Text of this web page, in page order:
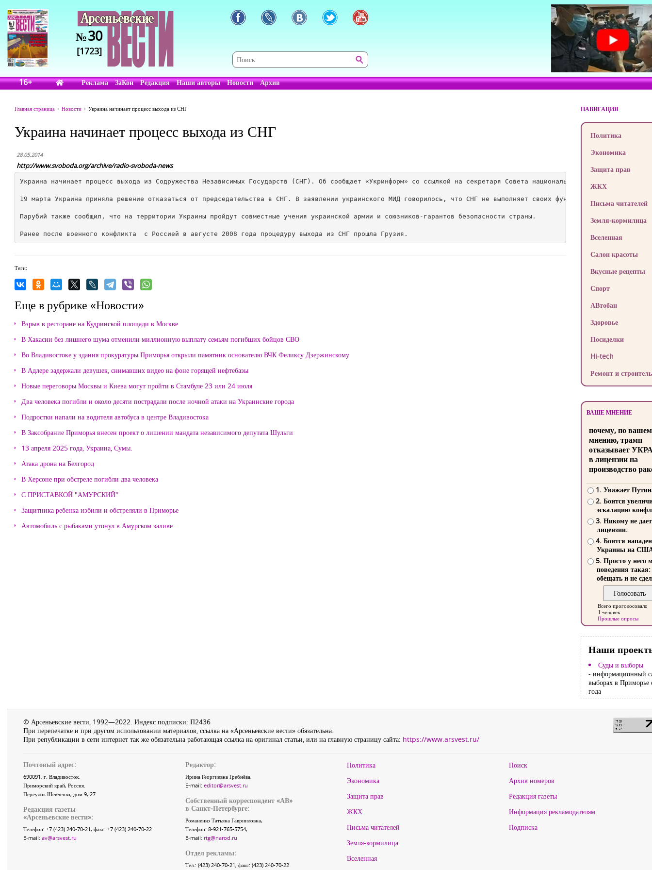
№30
[1723]
16+ Реклама ЗаКон Редакция Наши авторы Новости Архив
Главная страница Новости Украина начинает процесс выхода из СНГ
Украина начинает процесс выхода из СНГ
28.05.2014
http://www.svoboda.org/archive/radio-svoboda-news
Украина начинает процесс выхода из Содружества Независимых Государств (СНГ). Об сообщает «Укринформ» со ссылкой на секретаря Совета национальной безопасности и
19 марта Украина приняла решение отказаться от председательства в СНГ. В заявлении украинского МИД говорилось, что СНГ не выполняет своих функций по
Парубий также сообщил, что на территории Украины пройдут совместные учения украинской армии и союзников-гарантов безопасности страны.
Теги:
Еще в рубрике «Новости»
Взрыв в ресторане на Кудринской площади в Москве
В Хакасии без лишнего шума отменили миллионную выплату семьям погибших бойцов СВО
Во Владивостоке у здания прокуратуры Приморья открыли памятник основателю ВЧК Феликсу Дзержинскому
В Адлере задержали девушек, снимавших видео на фоне горящей нефтебазы
Новые переговоры Москвы и Киева могут пройти в Стамбуле 23 или 24 июля
Два человека погибли и около десяти пострадали после ночной атаки на Украинские города
Подростки напали на водителя автобуса в центре Владивостока
В Заксобрание Приморья внесен проект о лишении мандата независимого депутата Шульги
13 апреля 2025 года, Украина, Сумы.
Атака дрона на Белгород
В Херсоне при обстреле погибли два человека
С ПРИСТАВКОЙ "АМУРСКИЙ"
Защитника ребенка избили и обстреляли в Приморье
Автомобиль с рыбаками утонул в Амурском заливе
НАВИГАЦИЯ
Политика
Экономика
Защита прав
ЖКХ
Письма читателей
Земля-кормилица
Вселенная
Салон красоты
Вкусные рецепты
Спорт
АВтобан
Здоровье
Посиделки
Hi-tech
Ремонт и
ВАШЕ МНЕНИЕ
почему, по
мнению, трамп
отказывает
в лицензии на
производство
1. Уважает
2. Боится
эскалацию
3. Никому не
лицензии.
4. Боится
Украины на
5. Просто у него
поведения такая:
обещать и не
Всего проголосовало
1 человек
Прошлые опросы
Наши
Суды и выборы
- информационный
выборах в Приморье
года
© Арсеньевские вести, 1992—2022. Индекс подписки: П2436
При перепечатке и при другом использовании материалов, ссылка на «Арсеньевские вести» обязательна.
При републикации в сети интернет так же обязательна работающая ссылка на оригинал статьи, или на главную страницу сайта: https://www.arsvest.ru/
Почтовый адрес:
690091, г. Владивосток,
Приморский край, Россия.
Переулок Шевченко, дом 9, 27
Редакция газеты
«Арсеньевские вести»:
Телефон: +7 (423) 240-70-21, факс: +7 (423) 240-70-22
E-mail: av@arsvest.ru
Редактор:
Ирина Георгиевна Гребнёва,
E-mail: editor@arsvest.ru
Собственный корреспондент «АВ»
в Санкт-Петербурге:
Романенко Татьяна Гаврииловна,
Телефон: 8-921-765-5754,
E-mail: rtg@narod.ru
Отдел рекламы:
Тел.: (423) 240-70-21, факс: (423) 240-70-22
Политика
Экономика
Защита прав
ЖКХ
Письма читателей
Земля-кормилица
Вселенная
Поиск
Архив номеров
Редакция газеты
Информация рекламодателям
Подписка